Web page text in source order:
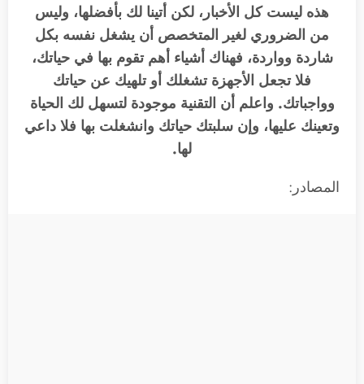
هذه ليست كل الأخبار، لكن أتينا لك بأفضلها، وليس
من الضروري لغير المتخصص أن يشغل نفسه بكل
شاردة وواردة، فهناك أشياء أهم تقوم بها في حياتك،
فلا تجعل الأجهزة تشغلك أو تلهيك عن حياتك
وواجباتك. واعلم أن التقنية موجودة لتسهل لك الحياة
وتعينك عليها، وإن سلبتك حياتك وانشغلت بها فلا داعي
لها.
المصادر: